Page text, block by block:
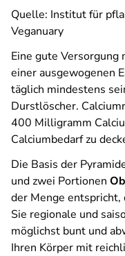
Quelle: Institut für
Veganuary
Eine gute Versorgung
einer ausgewogenen
täglich mindestens
Durstlöscher.
400 Milligramm
Calciumbedarf zu
Die Basis der
und zwei Portionen
der Menge entspricht,
Sie regionale und
möglichst bunt und
Ihren Körper mit